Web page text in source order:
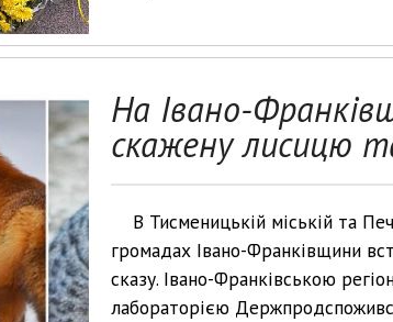
На Івано-
скажену лисицю
В Тисменицькій міській та
громадах Івано-Франківщини
сказу. Івано-Франківською
лабораторією